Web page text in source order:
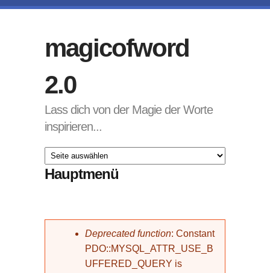
magicofword
2.0
Lass dich von der Magie der Worte
inspirieren...
Hauptmenü
Fehlermeldung
Deprecated function: Constant
PDO::MYSQL_ATTR_USE_B
UFFERED_QUERY is